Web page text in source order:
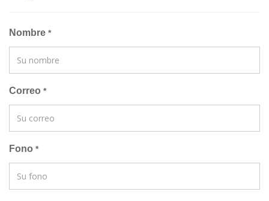
Nombre *
Correo *
Fono *